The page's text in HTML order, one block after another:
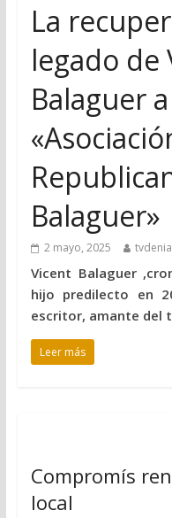
La
legado de
Balaguer
Balaguer»
2 mayo, 2025
Vicent Balaguer
hijo predilecto en
escritor, amante del
Leer más
Compromís
local